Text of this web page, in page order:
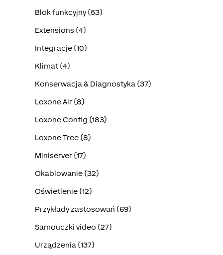
Blok funkcyjny (53)
Extensions (4)
Integracje (10)
Klimat (4)
Konserwacja & Diagnostyka (37)
Loxone Air (8)
Loxone Config (183)
Loxone Tree (8)
Miniserver (17)
Okablowanie (32)
Oświetlenie (12)
Przykłady zastosowań (69)
Samouczki video (27)
Urządzenia (137)